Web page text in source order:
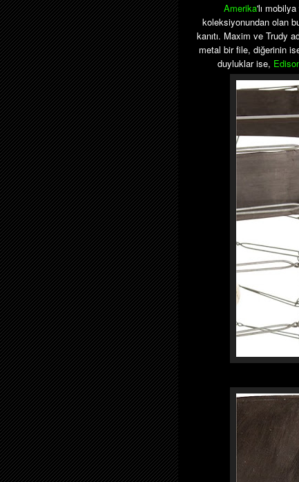
Amerika'lı
koleksiyonundan olan
kanıtı. Maxim ve Trudy
metal bir file, diğerinin
duyluklar ise,